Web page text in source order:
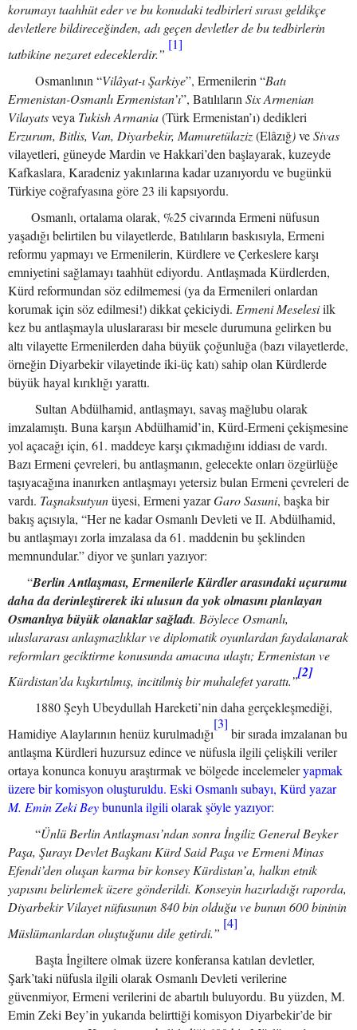
korumayı taahhüt eder ve bu konudaki tedbirleri sırası geldikçe
devletlere bildireceğinden, adı geçen devletler de bu tedbirlerin
tatbikine nezaret edeceklerdir.”
[1]
Osmanlının “Vilâyat-ı Şarkiye”, Ermenilerin “Batı
Ermenistan-Osmanlı Ermenistan’ı”, Batılıların Six Armenian
Vilayatsveya Tukish Armania(Türk Ermenistan’ı) dedikleri
Erzurum, Bitlis, Van, Diyarbekir, Mamuretülaziz(Elâzığ)veSivas
vilayetleri, güneyde Mardin ve Hakkari’den başlayarak, kuzeyde
Kafkaslara, Karadeniz yakınlarına kadar uzanıyordu ve bugünkü
Türkiye coğrafyasına göre 23 ili kapsıyordu.
Osmanlı, ortalama olarak, %25 civarında Ermeni nüfusun
yaşadığı belirtilen bu vilayetlerde, Batılıların baskısıyla, Ermeni
reformu yapmayı ve Ermenilerin, Kürdlere ve Çerkeslere karşı
emniyetini sağlamayı taahhüt ediyordu. Antlaşmada Kürdlerden,
Kürd reformundan söz edilmemesi (ya da Ermenileri onlardan
korumak için söz edilmesi!) dikkat çekiciydi. Ermeni Meselesiilk
kez bu antlaşmayla uluslararası bir mesele durumuna gelirken bu
altı vilayette Ermenilerden daha büyük çoğunluğa (bazı vilayetlerde,
örneğin Diyarbekir vilayetinde iki-üç katı) sahip olan Kürdlerde
büyük hayal kırıklığı yarattı.
Sultan Abdülhamid, antlaşmayı, savaş mağlubu olarak
imzalamıştı. Buna karşın Abdülhamid’in, Kürd-Ermeni çekişmesine
yol açacağı için, 61. maddeye karşı çıkmadığını iddiası de vardı.
Bazı Ermeni çevreleri, bu antlaşmanın, gelecekte onları özgürlüğe
taşıyacağına inanırken antlaşmayı yetersiz bulan Ermeni çevreleri de
vardı. Taşnaksutyunüyesi, Ermeni yazarGaro Sasuni, başka bir
bakış açısıyla, “Her ne kadar Osmanlı Devleti ve II. Abdülhamid,
bu antlaşmayı zorla imzalasa da 61. maddenin bu şeklinden
memnundular.” diyor ve şunları yazıyor:
“Berlin Antlaşması, Ermenilerle Kürdler arasındaki uçurumu
daha da derinleştirerek iki ulusun da yok olmasını planlayan
Osmanlıya büyük olanaklar sağladı. Böylece Osmanlı,
uluslararası anlaşmazlıklar ve diplomatik oyunlardan faydalanarak
reformları geciktirme konusunda amacına ulaştı; Ermenistan ve
Kürdistan’da kışkırtılmış, incitilmiş bir muhalefet yarattı.”
[2]
1880 Şeyh Ubeydullah Hareketi’nin daha gerçekleşmediği,
Hamidiye Alaylarının henüz kurulmadığı
[3]
bir sırada imzalanan bu
antlaşma Kürdleri huzursuz edince ve nüfusla ilgili çelişkili veriler
ortaya konunca konuyu araştırmak ve bölgede incelemeleryapmak
üzere bir komisyon oluşturuldu. Eski Osmanlı subayı, Kürd yazar
M. Emin Zeki Beybununla ilgili olarak şöyle yazıyor:
“Ünlü Berlin Antlaşması’ndan sonra İngiliz General Beyker
Paşa, Şurayı Devlet Başkanı Kürd Said Paşa ve Ermeni Minas
Efendi’den oluşan karma bir konsey Kürdistan’a, halkın etnik
yapısını belirlemek üzere gönderildi. Konseyin hazırladığı raporda,
Diyarbekir Vilayet nüfusunun 840 bin olduğu ve bunun 600 bininin
Müslümanlardan oluştuğunu dile getirdi.”
[4]
Başta İngiltere olmak üzere konferansa katılan devletler,
Şark’taki nüfusla ilgili olarak Osmanlı Devleti verilerine
güvenmiyor, Ermeni verilerini de abartılı buluyordu. Bu yüzden, M.
Emin Zeki Bey’in yukarıda belirttiği komisyon Diyarbekir’de bir